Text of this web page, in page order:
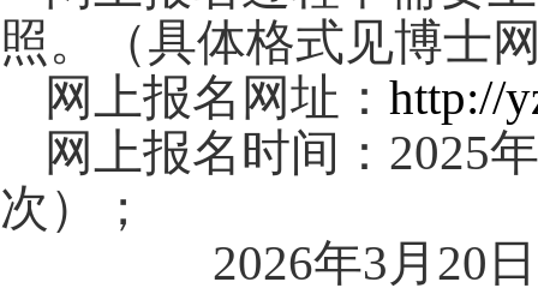
照。（具体格式见博士
网上报名网址： http://
网上报名时间： 2025年
次）；
2026年3月 20 日